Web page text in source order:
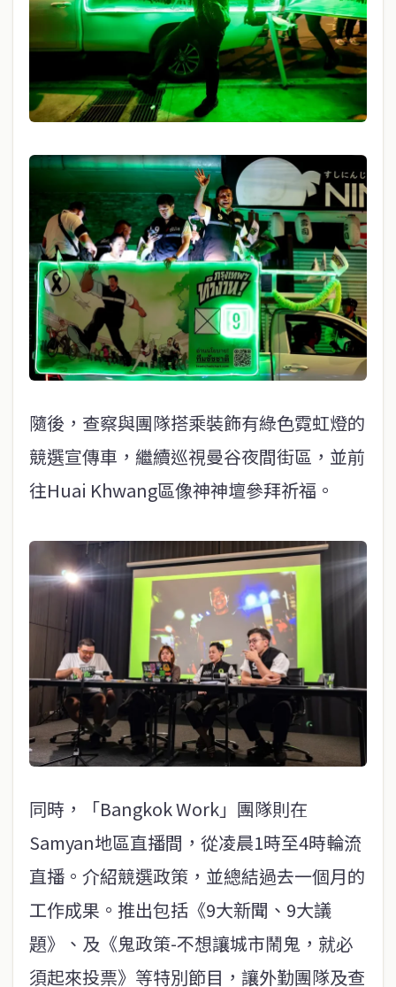
隨後，查察與團隊搭乘裝飾有綠色霓虹燈的
競選宣傳車，繼續巡視曼谷夜間街區，並前
往Huai Khwang區像神神壇參拜祈福。
同時，「Bangkok Work」團隊則在
Samyan地區直播間，從凌晨1時至4時輪流
直播。介紹競選政策，並總結過去一個月的
工作成果。推出包括《9大新聞、9大議
題》、及《鬼政策-不想讓城市鬧鬼，就必
須起來投票》等特別節目，讓外勤團隊及查